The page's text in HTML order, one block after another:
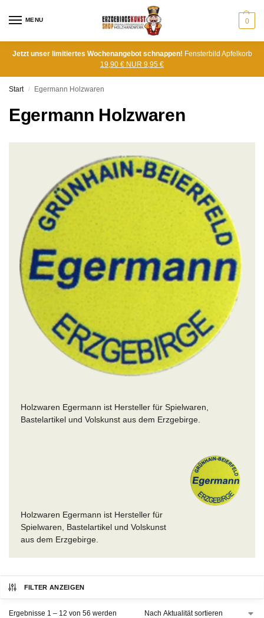
MENU 0
Jetzt unser limitiertes Wochenangebot schnappen! Fensterbild Apfelkorb
19,90 € NUR 9,95 €
Start / Egermann Holzwaren
Egermann Holzwaren
Holzwaren Egermann ist Hersteller für Spielwaren,
Bastelartikel und Volskunst aus dem Erzgebirge.
Holzwaren Egermann ist Hersteller für
Spielwaren, Bastelartikel und Volskunst
aus dem Erzgebirge.
FILTER ANZEIGEN
Ergebnisse 1 – 12 von 56 werden